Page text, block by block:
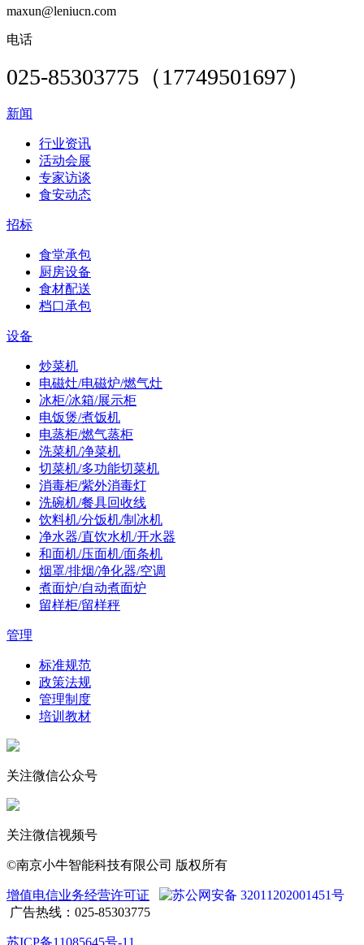
maxun@leniucn.com
电话
025-85303775（17749501697）
新闻
行业资讯
活动会展
专家访谈
食安动态
招标
食堂承包
厨房设备
食材配送
档口承包
设备
炒菜机
电磁灶/电磁炉/燃气灶
冰柜/冰箱/展示柜
电饭煲/煮饭机
电蒸柜/燃气蒸柜
洗菜机/净菜机
切菜机/多功能切菜机
消毒柜/紫外消毒灯
洗碗机/餐具回收线
饮料机/分饭机/制冰机
净水器/直饮水机/开水器
和面机/压面机/面条机
烟罩/排烟/净化器/空调
煮面炉/自动煮面炉
留样柜/留样秤
管理
标准规范
政策法规
管理制度
培训教材
关注微信公众号
关注微信视频号
©南京小牛智能科技有限公司 版权所有
增值电信业务经营许可证
苏公网安备 32011202001451号
广告热线：025-85303775
苏ICP备11085645号-11